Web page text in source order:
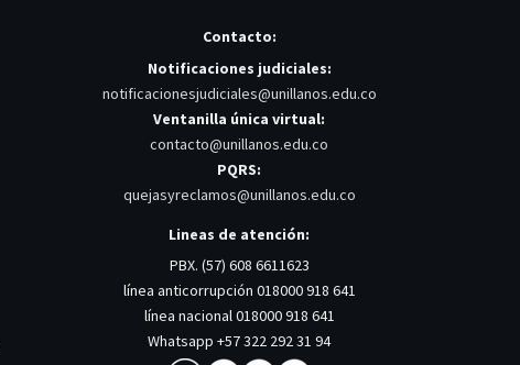
Contacto:
Notificaciones judiciales:
notificacionesjudiciales@unillanos.edu.co
Ventanilla única virtual:
contacto@unillanos.edu.co
PQRS:
quejasyreclamos@unillanos.edu.co
Lineas de atención:
PBX. (57) 608 6611623
línea anticorrupción 018000 918 641
línea nacional 018000 918 641
Whatsapp +57 322 292 31 94